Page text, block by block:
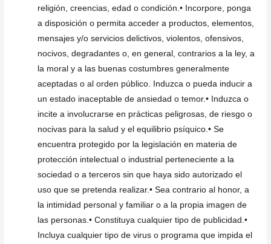
religión, creencias, edad o condición.• Incorpore, ponga
a disposición o permita acceder a productos, elementos,
mensajes y/o servicios delictivos, violentos, ofensivos,
nocivos, degradantes o, en general, contrarios a la ley, a
la moral y a las buenas costumbres generalmente
aceptadas o al orden público. Induzca o pueda inducir a
un estado inaceptable de ansiedad o temor.• Induzca o
incite a involucrarse en prácticas peligrosas, de riesgo o
nocivas para la salud y el equilibrio psíquico.• Se
encuentra protegido por la legislación en materia de
protección intelectual o industrial perteneciente a la
sociedad o a terceros sin que haya sido autorizado el
uso que se pretenda realizar.• Sea contrario al honor, a
la intimidad personal y familiar o a la propia imagen de
las personas.• Constituya cualquier tipo de publicidad.•
Incluya cualquier tipo de virus o programa que impida el